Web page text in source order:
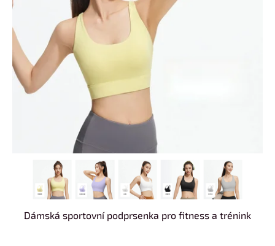
Dámská sportovní podprsenka pro fitness a trénink